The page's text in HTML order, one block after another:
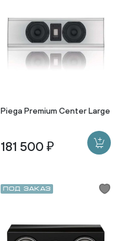
Piega Premium Center Large
181 500 ₽
Под заказ